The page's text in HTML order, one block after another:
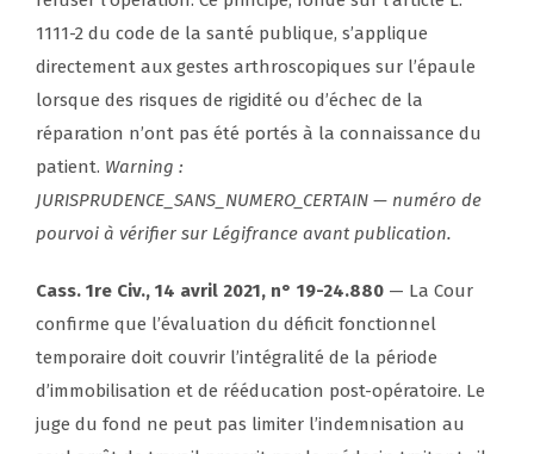
1111-2 du code de la santé publique, s’applique
directement aux gestes arthroscopiques sur l’épaule
lorsque des risques de rigidité ou d’échec de la
réparation n’ont pas été portés à la connaissance du
patient. Warning :
JURISPRUDENCE_SANS_NUMERO_CERTAIN — numéro de
pourvoi à vérifier sur Légifrance avant publication.
Cass. 1re Civ., 14 avril 2021, n° 19-24.880 — La Cour
confirme que l’évaluation du déficit fonctionnel
temporaire doit couvrir l’intégralité de la période
d’immobilisation et de rééducation post-opératoire. Le
juge du fond ne peut pas limiter l’indemnisation au